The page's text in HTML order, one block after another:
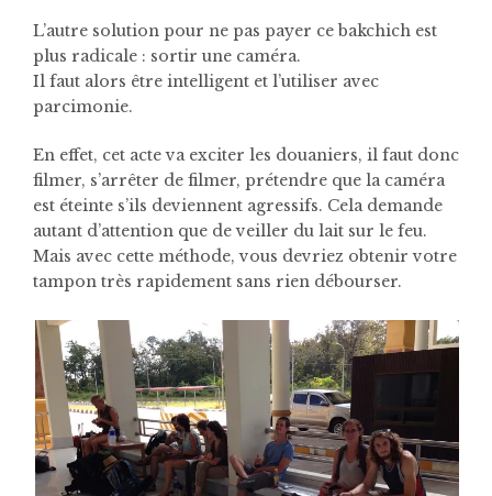
L’autre solution pour ne pas payer ce bakchich est
plus radicale : sortir une caméra.
Il faut alors être intelligent et l’utiliser avec
parcimonie.
En effet, cet acte va exciter les douaniers, il faut donc
filmer, s’arrêter de filmer, prétendre que la caméra
est éteinte s’ils deviennent agressifs. Cela demande
autant d’attention que de veiller du lait sur le feu.
Mais avec cette méthode, vous devriez obtenir votre
tampon très rapidement sans rien débourser.